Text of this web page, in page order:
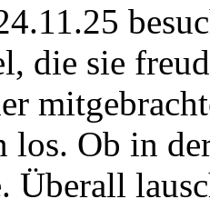
die sie
los. Ob in
Überall